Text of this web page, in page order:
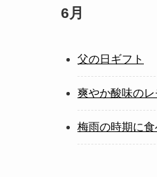
6月
父の日ギフト
爽やか酸味の
梅雨の時期に